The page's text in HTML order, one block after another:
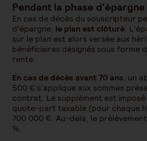
Pendant la phase d'épargne
En cas de décès du souscripteur
d'épargne, le plan est clôturé.
sur le plan est alors versée aux
bénéficiaires désignés sous forme
rente.
En cas de décès avant 70 ans, un
500 € s'applique aux sommes
contrat. Le supplément est imposé
quote-part taxable (pour chaque
700 000 €. Au-delà, le
%.